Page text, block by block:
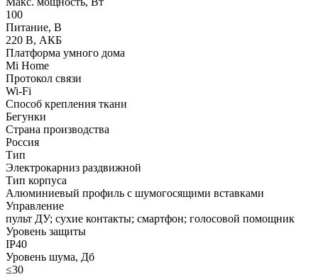
100
Питание, В
220 В, АКБ
Платформа умного дома
Mi Home
Протокол связи
Wi-Fi
Способ крепления ткани
Бегунки
Страна производства
Россия
Тип
Электрокарниз раздвижной
Тип корпуса
Алюминиевый профиль с шумогосящими вставками
Управление
пульт ДУ; сухие контакты; смартфон; голосовой помощник
Уровень защиты
IP40
Уровень шума, Дб
≤30